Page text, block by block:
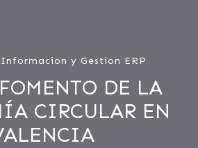
y Gestion ERP
DE LA
CIRCULAR EN